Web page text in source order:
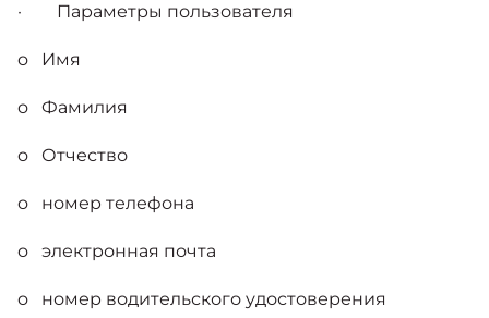
· Параметры пользователя
o Имя
o Фамилия
o Отчество
o номер телефона
o электронная почта
o номер водительского удостоверения